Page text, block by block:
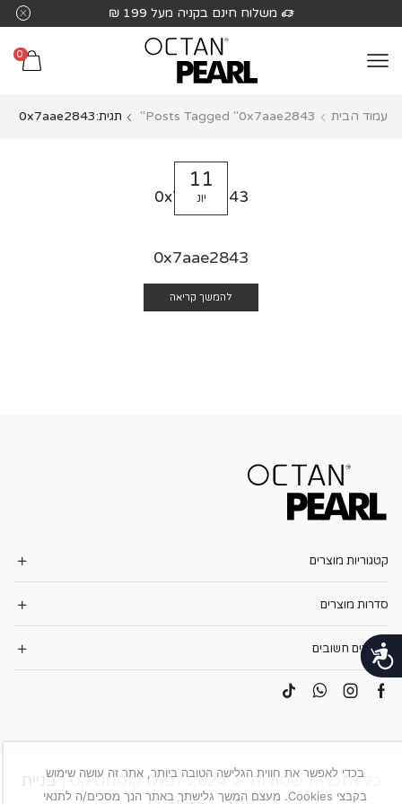
לֵב:
בְּאֲתָר
מַעֲרֶכֶת
נגישות
משלוח חינם בקניה מעל 199 ₪
0
עמוד הבית Posts Tagged "0x7aae2843" תגית:0x7aae2843
11
יונ
0x7aae2843
0x7aae2843
להמשך קריאה
קטגוריות מוצרים
סדרות מוצרים
קישורים חשובים
כל הזכויות שמורות © 2024 לפולו קוסמטיקס |
בנייתבכדי לאפשר את חווית הגלישה הטובה ביותר, אתר זה עושה שימוש
בקבצי Cookies. מעצם המשך גלישתך באתר הנך מסכים/ה לתנאי